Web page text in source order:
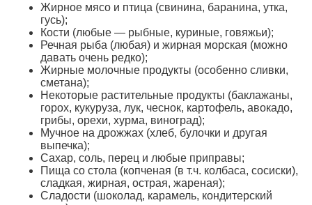
Жирное мясо и птица (свинина, баранина, утка,
гусь);
Кости (любые — рыбные, куриные, говяжьи);
Речная рыба (любая) и жирная морская (можно
давать очень редко);
Жирные молочные продукты (особенно сливки,
сметана);
Некоторые растительные продукты (баклажаны,
горох, кукуруза, лук, чеснок, картофель, авокадо,
грибы, орехи, хурма, виноград);
Мучное на дрожжах (хлеб, булочки и другая
выпечка);
Сахар, соль, перец и любые приправы;
Пища со стола (копченая (в т.ч. колбаса, сосиски),
сладкая, жирная, острая, жареная);
Сладости (шоколад, карамель, кондитерский